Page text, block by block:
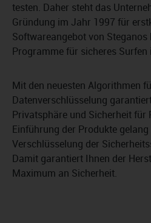
testen. Daher steht das
Gründung im Jahr 1997 für
Softwareangebot von
Programme für sicheres Surfen
Mit den neuesten Algorithmen
Datenverschlüsselung
Privatsphäre und Sicherheit für
Einführung der Produkte
Verschlüsselung der
Damit garantiert Ihnen der
Maximum an Sicherheit.